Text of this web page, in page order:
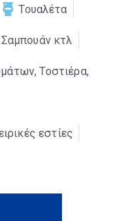
Τουαλέτα
Σαμπουάν κτλ
Τοστιέρα,
εστίες